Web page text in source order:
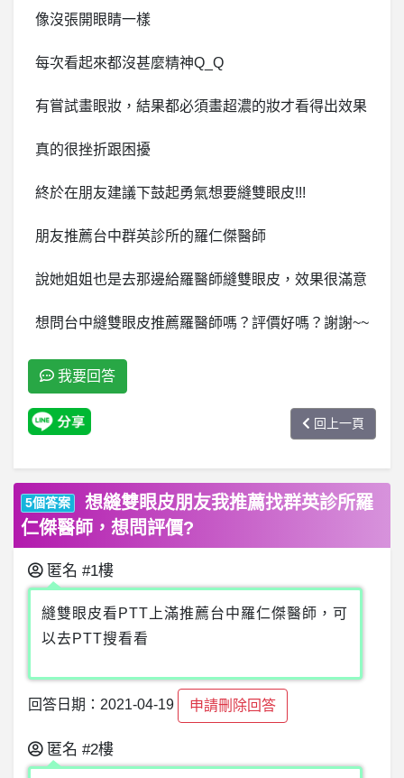
像沒張開眼睛一樣
每次看起來都沒甚麼精神Q_Q
有嘗試畫眼妝，結果都必須畫超濃的妝才看得出效果
真的很挫折跟困擾
終於在朋友建議下鼓起勇氣想要縫雙眼皮!!!
朋友推薦台中群英診所的羅仁傑醫師
說她姐姐也是去那邊給羅醫師縫雙眼皮，效果很滿意
想問台中縫雙眼皮推薦羅醫師嗎？評價好嗎？謝謝~~
我要回答
回上一頁
5個答案
想縫雙眼皮朋友我推薦找群英診所羅
仁傑醫師，想問評價?
匿名 #1樓
縫雙眼皮看PTT上滿推薦台中羅仁傑醫師，可
以去PTT搜看看
回答日期：2021-04-19 申請刪除回答
匿名 #2樓